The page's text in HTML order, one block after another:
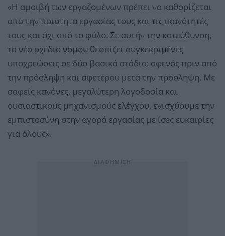
«Η αμοιβή των εργαζομένων πρέπει να καθορίζεται
από την ποιότητα εργασίας τους και τις ικανότητές
τους και όχι από το φύλο. Σε αυτήν την κατεύθυνση,
το νέο σχέδιο νόμου θεσπίζει συγκεκριμένες
υποχρεώσεις σε δύο βασικά στάδια: αφενός πριν από
την πρόσληψη και αφετέρου μετά την πρόσληψη. Με
σαφείς κανόνες, μεγαλύτερη λογοδοσία και
ουσιαστικούς μηχανισμούς ελέγχου, ενισχύουμε την
εμπιστοσύνη στην αγορά εργασίας με ίσες ευκαιρίες
για όλους».